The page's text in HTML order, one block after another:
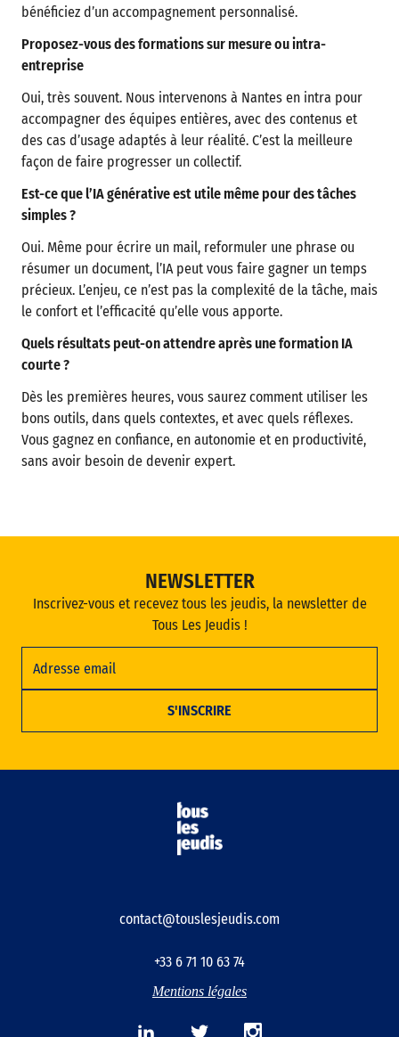
bénéficiez d’un accompagnement personnalisé.
Proposez-vous des formations sur mesure ou intra-
entreprise
Oui, très souvent. Nous intervenons à Nantes en intra pour
accompagner des équipes entières, avec des contenus et
des cas d’usage adaptés à leur réalité. C’est la meilleure
façon de faire progresser un collectif.
Est-ce que l’IA générative est utile même pour des tâches
simples ?
Oui. Même pour écrire un mail, reformuler une phrase ou
résumer un document, l’IA peut vous faire gagner un temps
précieux. L’enjeu, ce n’est pas la complexité de la tâche, mais
le confort et l’efficacité qu’elle vous apporte.
Quels résultats peut-on attendre après une formation IA
courte ?
Dès les premières heures, vous saurez comment utiliser les
bons outils, dans quels contextes, et avec quels réflexes.
Vous gagnez en confiance, en autonomie et en productivité,
sans avoir besoin de devenir expert.
NEWSLETTER
Inscrivez-vous et recevez tous les jeudis, la newsletter de
Tous Les Jeudis !
contact@touslesjeudis.com
+33 6 71 10 63 74
Mentions légales